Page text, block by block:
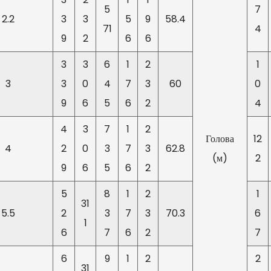
развития. Выбирайте
2.2
3
9
3
2
5
71
5
6
9
6
58.4
Голова
(м)
7
4
3
3
3
9
3
0
6
6
4
5
1
7
6
2
3
2
60
1
0
4
4
4
2
9
3
0
6
7
3
5
1
7
6
2
3
2
62.8
12
2
5.5
5
2
6
31
1
8
3
7
1
7
6
2
3
2
70.3
1
6
7
6
9
1
2
2